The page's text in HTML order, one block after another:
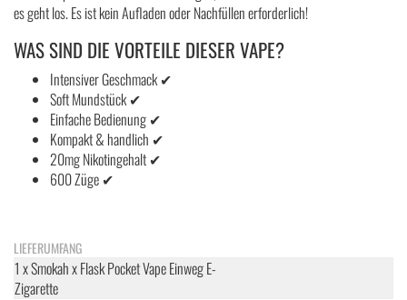
es geht los. Es ist kein Aufladen oder Nachfüllen erforderlich!
WAS SIND DIE VORTEILE DIESER VAPE?
Intensiver Geschmack ✔
Soft Mundstück ✔
Einfache Bedienung ✔
Kompakt & handlich ✔
20mg Nikotingehalt ✔
600 Züge ✔
LIEFERUMFANG
1 x Smokah x Flask Pocket Vape Einweg E-
Zigarette